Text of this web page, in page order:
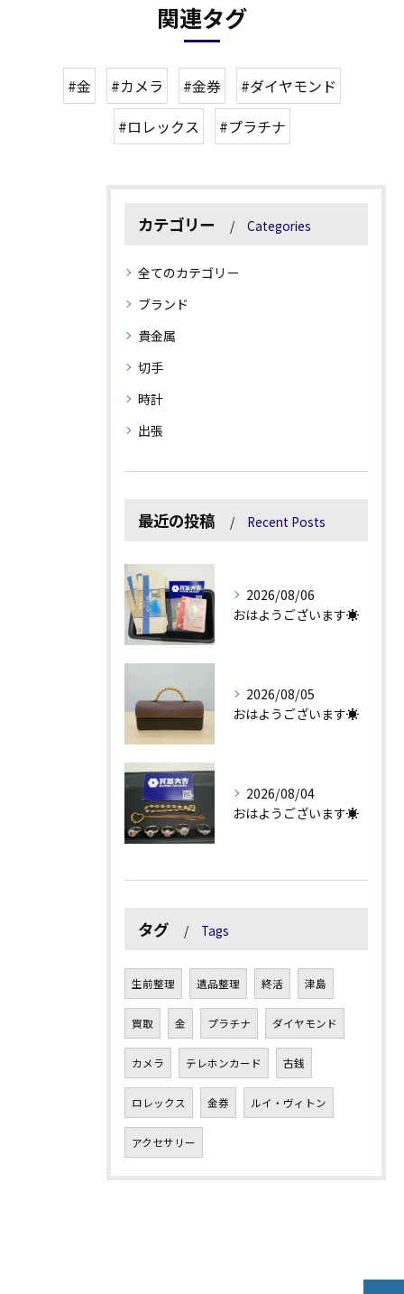
関連タグ
#金 #カメラ #金券
#ダイヤモンド
#ロレックス
#プラチナ
カテゴリー Categories
全てのカテゴリー
ブランド
貴金属
切手
時計
出張
最近の投稿 Recent Posts
2026/08/06
おはようございます☀
2026/08/05
おはようございます☀
2026/08/04
おはようございます☀
タグ Tags
生前整理 遺品整理 終活 津島
買取 金 プラチナ ダイヤモンド
カメラ テレホンカード 古銭
ロレックス 金券 ルイ・ヴィトン
アクセサリー